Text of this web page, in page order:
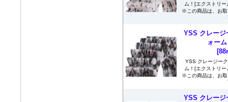
ム！[エクストリ
※この商品は、お
YSS クレージ
ォー
YSS クレージー
ム！[エクストリ
※この商品は、お
YSS クレージ